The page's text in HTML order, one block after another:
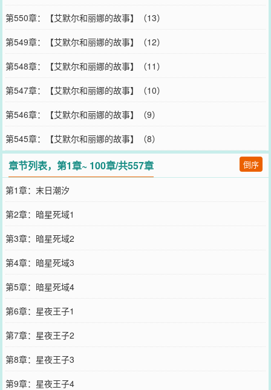
第550章：【艾默尔和丽娜的故事】（13）
第549章：【艾默尔和丽娜的故事】（12）
第548章：【艾默尔和丽娜的故事】（11）
第547章：【艾默尔和丽娜的故事】（10）
第546章：【艾默尔和丽娜的故事】（9）
第545章：【艾默尔和丽娜的故事】（8）
章节列表，第1章~ 100章/共557章 倒序
第1章：末日潮汐
第2章：暗星死域1
第3章：暗星死域2
第4章：暗星死域3
第5章：暗星死域4
第6章：星夜王子1
第7章：星夜王子2
第8章：星夜王子3
第9章：星夜王子4